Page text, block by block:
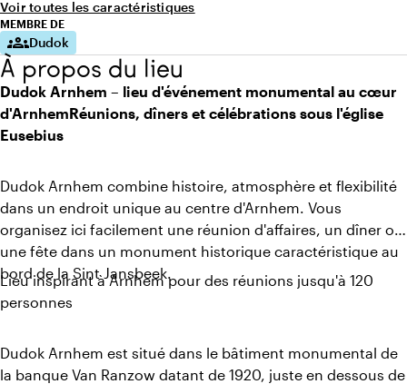
Voir toutes les caractéristiques
MEMBRE DE
groupsDudok
À propos du lieu
Dudok Arnhem – lieu d'événement monumental au cœur
d'ArnhemRéunions, dîners et célébrations sous l'église
Eusebius
Dudok Arnhem combine histoire, atmosphère et flexibilité
dans un endroit unique au centre d'Arnhem. Vous
organisez ici facilement une réunion d'affaires, un dîner ou
une fête dans un monument historique caractéristique au
bord de la Sint Jansbeek.
Lieu inspirant à Arnhem pour des réunions jusqu'à 120
personnes
Dudok Arnhem est situé dans le bâtiment monumental de
la banque Van Ranzow datant de 1920, juste en dessous de